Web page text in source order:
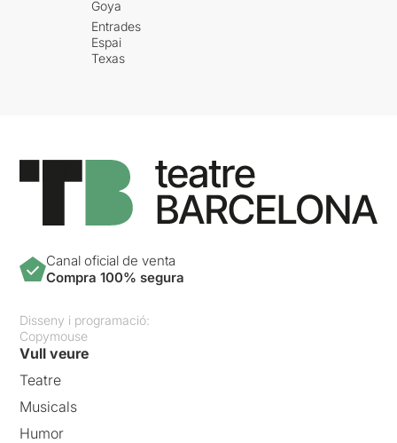
Goya
Entrades
Espai
Texas
Canal oficial de venta
Compra 100% segura
Disseny i programació:
Copymouse
Vull veure
Teatre
Musicals
Humor